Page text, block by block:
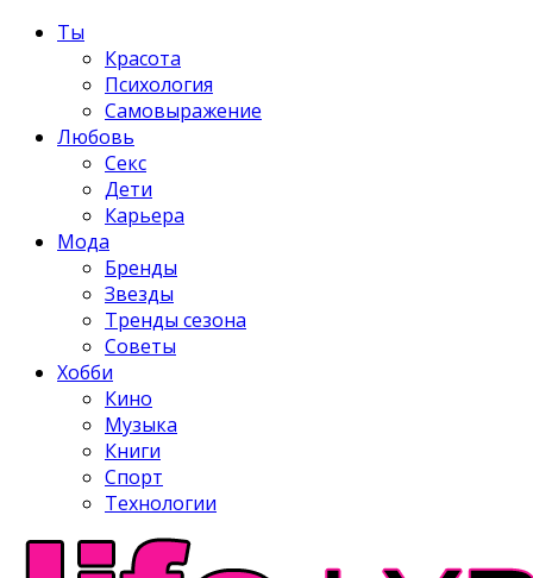
Ты
Красота
Психология
Самовыражение
Любовь
Секс
Дети
Карьера
Мода
Бренды
Звезды
Тренды сезона
Советы
Хобби
Кино
Музыка
Книги
Спорт
Технологии